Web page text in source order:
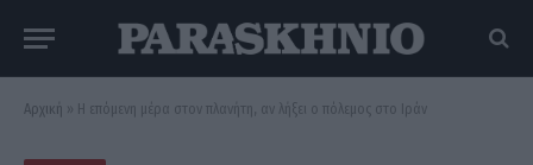
Αρχική » Η επόμενη μέρα στον πλανήτη, αν λήξει ο πόλεμος στο Ιράν